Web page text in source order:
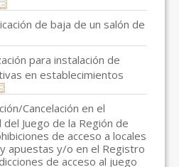
de baja de un salón de
para instalación de
en establecimientos
Cancelación en el
Juego de la Región de
de acceso a locales
apuestas y/o en el Registro
de acceso al juego